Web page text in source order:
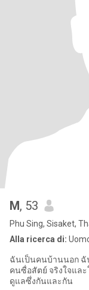
M, 53
Phu Sing, Sisaket,
Alla ricerca di:
ฉันเป็นคนบ้านนอก ฉั
คนซื่อสัตย์ จริงใจแล
ดูแลซึ่งกันและกัน